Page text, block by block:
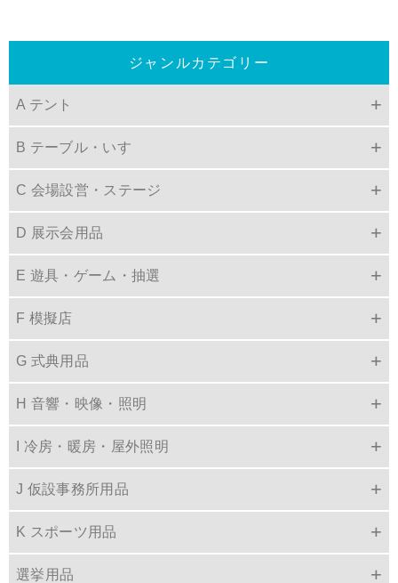
ジャンルカテゴリー
A テント
B テーブル・いす
C 会場設営・ステージ
D 展示会用品
E 遊具・ゲーム・抽選
F 模擬店
G 式典用品
H 音響・映像・照明
I 冷房・暖房・屋外照明
J 仮設事務所用品
K スポーツ用品
選挙用品